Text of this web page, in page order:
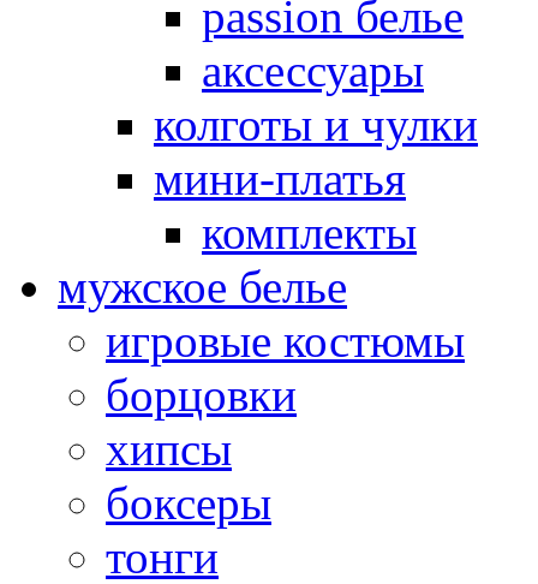
passion белье
аксессуары
колготы и чулки
мини-платья
комплекты
мужское белье
игровые костюмы
борцовки
хипсы
боксеры
тонги